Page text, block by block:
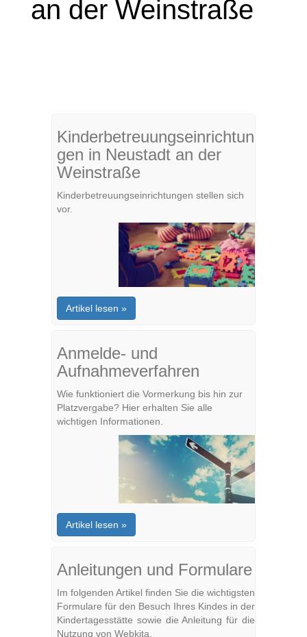
an der Weinstraße
Kinderbetreuungseinrichtun
gen in Neustadt an der
Weinstraße
Kinderbetreuungseinrichtungen stellen sich
vor.
Artikel lesen »
Anmelde- und
Aufnahmeverfahren
Wie funktioniert die Vormerkung bis hin zur
Platzvergabe? Hier erhalten Sie alle
wichtigen Informationen.
Artikel lesen »
Anleitungen und Formulare
Im folgenden Artikel finden Sie die wichtigsten
Formulare für den Besuch Ihres Kindes in der
Kindertagesstätte sowie die Anleitung für die
Nutzung von Webkita.